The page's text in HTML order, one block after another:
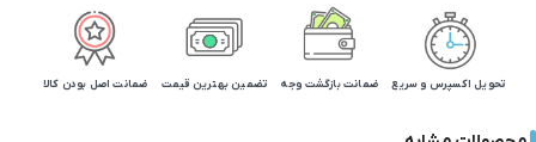
تحویل اکسپرس و سریع ضمانت بازگشت وجه تضمین بهترین قیمت ضمانت اصل بودن کالا